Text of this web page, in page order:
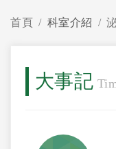
首頁 科室介紹
大事記